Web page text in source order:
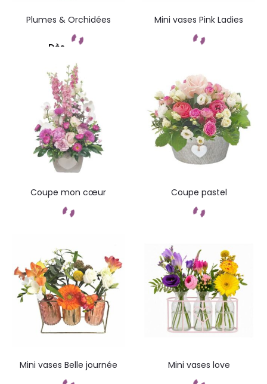
Plumes & Orchidées
Dès
Commandez
Mini vases Pink Ladies
Coupe mon cœur Coupe pastel
Mini vases Belle journée Mini vases love